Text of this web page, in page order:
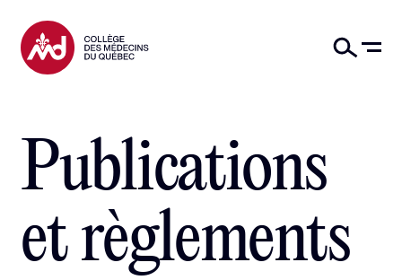
Publications
et règlements